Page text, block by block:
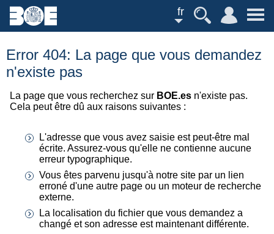
fr
Error 404: La page que vous demandez
n'existe pas
La page que vous recherchez sur BOE.es n'existe pas.
Cela peut être dû aux raisons suivantes :
L'adresse que vous avez saisie est peut-être mal
écrite. Assurez-vous qu'elle ne contienne aucune
erreur typographique.
Vous êtes parvenu jusqu'à notre site par un lien
erroné d'une autre page ou un moteur de recherche
externe.
La localisation du fichier que vous demandez a
changé et son adresse est maintenant différente.